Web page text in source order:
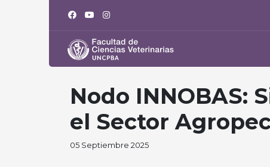
Nodo INNOBAS:
el Sector
05 Septiembre 2025